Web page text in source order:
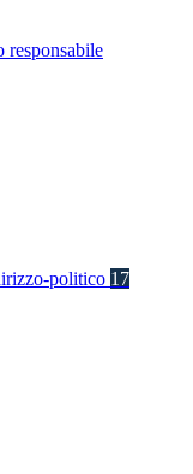
politico 17